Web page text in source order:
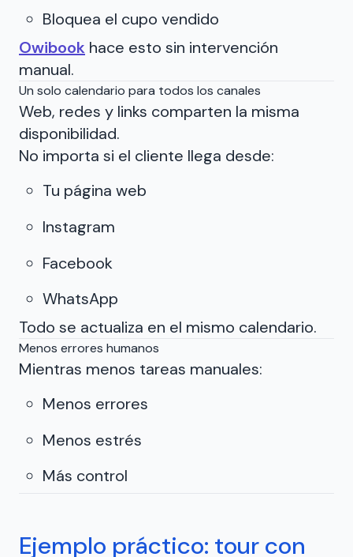
Bloquea el cupo vendido
Owibook hace esto sin intervención
manual.
Un solo calendario para todos los canales
Web, redes y links comparten la misma
disponibilidad.
No importa si el cliente llega desde:
Tu página web
Instagram
Facebook
WhatsApp
Todo se actualiza en el mismo calendario.
Menos errores humanos
Mientras menos tareas manuales:
Menos errores
Menos estrés
Más control
Ejemplo práctico: tour con